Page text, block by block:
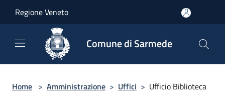
Regione Veneto
Comune di Sarmede
Home > Amministrazione > Uffici > Ufficio Biblioteca